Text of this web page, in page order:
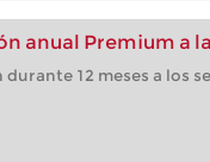
anual Premium a
12 meses a los